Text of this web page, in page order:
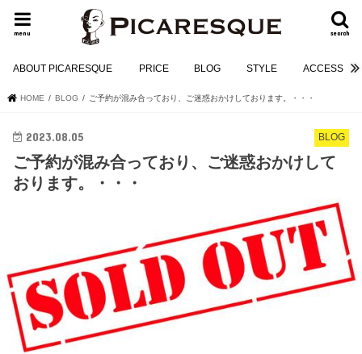
search
menu
ABOUT PICARESQUE PRICE BLOG STYLE ACCESS
HOME BLOG ご予約が混み合っており、ご迷惑おかけしております。・・・
BLOG
2023.08.05
ご予約が混み合っており、ご迷惑おかけして
おります。・・・